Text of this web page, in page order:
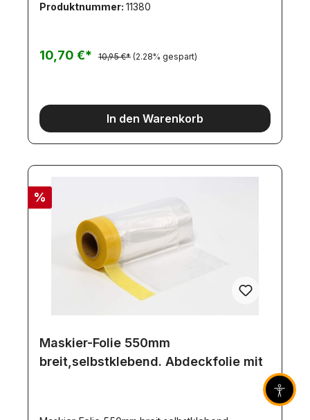
Oberflächen zu folgen, ohne sich zu verkrümmen,
Das Klebeband klebt, hält und lässt sich
rückstandslos und sauber entfernen. Präzise
Produktnummer: 11380
10,70 €* 10,95 €* (2.28% gespart)
In den Warenkorb
%
Maskier-Folie 550mm
breit,selbstklebend. Abdeckfolie mit